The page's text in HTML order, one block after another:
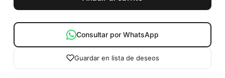
Consultar por WhatsApp
Guardar en lista de deseos